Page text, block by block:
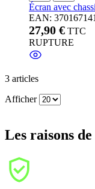
Écran avec
EAN:
27,90 € TTC
RUPTURE
3 articles
Afficher
Les raisons